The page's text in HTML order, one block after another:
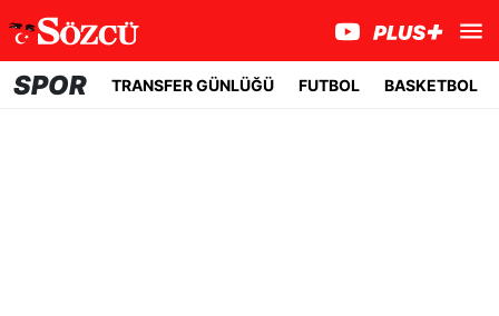
SPOR TRANSFER GÜNLÜĞÜ FUTBOL BASKETBOL